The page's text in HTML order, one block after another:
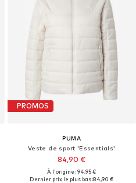
PROMOS
PUMA
Veste de sport 'Essentials'
84,90 €
À l'origine : 94,95 €
Dernier prix le plus bas :84,90 €